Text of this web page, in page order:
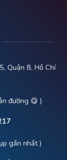
Quận 8, Hồ Chí
đường 😋 )
gần nhất )